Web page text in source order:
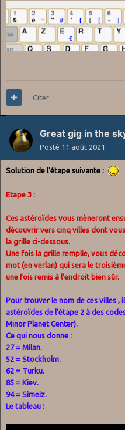
Citer
Great gig in the
Posté 11 août 2021
Solution de l'étape suivante :
Etape 3 :
Ces astéroïdes vous mèneront
découvrir vers cinq villes dont
la grille ci-dessous.
Une fois la grille remplie, vous
mot (en verlan) qui sera le
une fois remis à l'endroit bien sûr.
Pour trouver le nom de ces villes ,
astéroïdes de l'étape 2 à des
Minor Planet Center).
Ce qui nous donne :
27 = Milan.
52 = Stockholm.
62 = Turku.
85 = Kiev.
94 = Simeiz.
Le tableau :